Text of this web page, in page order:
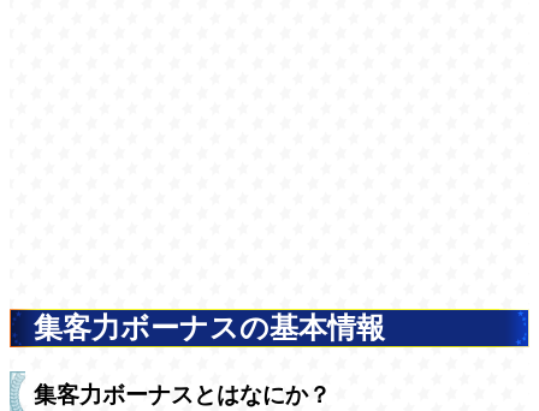
集客力ボーナスの基本情報
集客力ボーナスとはなにか？